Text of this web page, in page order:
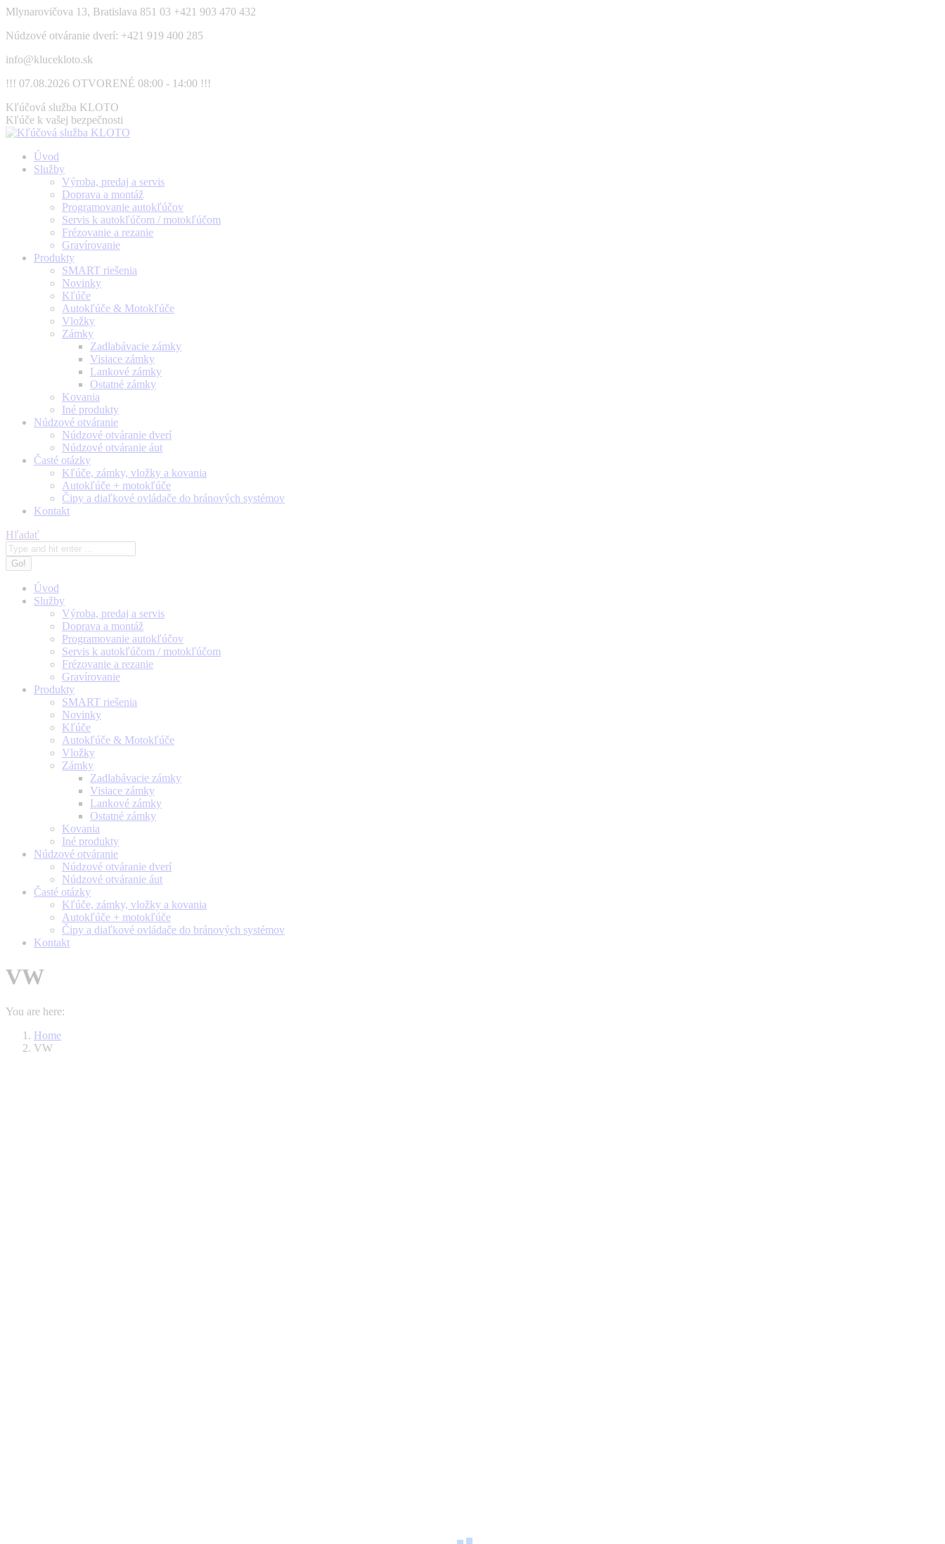
Skip
content
Mlynarovičova 13, Bratislava 851 03 +421 903 470 432
Núdzové otváranie dverí: +421 919 400 285
info@klucekloto.sk
!!! 07.08.2026 OTVORENÉ 08:00 - 14:00 !!!
Facebook
page
opens
new
window
Kľúčová služba KLOTO
Kľúče k vašej bezpečnosti
Úvod
Služby
Výroba, predaj a servis
Doprava a montáž
Programovanie autokľúčov
Servis k autokľúčom / motokľúčom
Frézovanie a rezanie
Gravírovanie
Produkty
SMART riešenia
Novinky
Kľúče
Autokľúče & Motokľúče
Vložky
Zámky
Zadlabávacie zámky
Visiace zámky
Lankové zámky
Ostatné zámky
Kovania
Iné produkty
Núdzové otváranie
Núdzové otváranie dverí
Núdzové otváranie áut
Časté otázky
Kľúče, zámky, vložky a kovania
Autokľúče + motokľúče
Čipy a diaľkové ovládače do bránových systémov
Kontakt
Search:
Hľadať
Úvod
Služby
Výroba, predaj a servis
Doprava a montáž
Programovanie autokľúčov
Servis k autokľúčom / motokľúčom
Frézovanie a rezanie
Gravírovanie
Produkty
SMART riešenia
Novinky
Kľúče
Autokľúče & Motokľúče
Vložky
Zámky
Zadlabávacie zámky
Visiace zámky
Lankové zámky
Ostatné zámky
Kovania
Iné produkty
Núdzové otváranie
Núdzové otváranie dverí
Núdzové otváranie áut
Časté otázky
Kľúče, zámky, vložky a kovania
Autokľúče + motokľúče
Čipy a diaľkové ovládače do bránových systémov
Kontakt
VW
You are here:
Home
VW